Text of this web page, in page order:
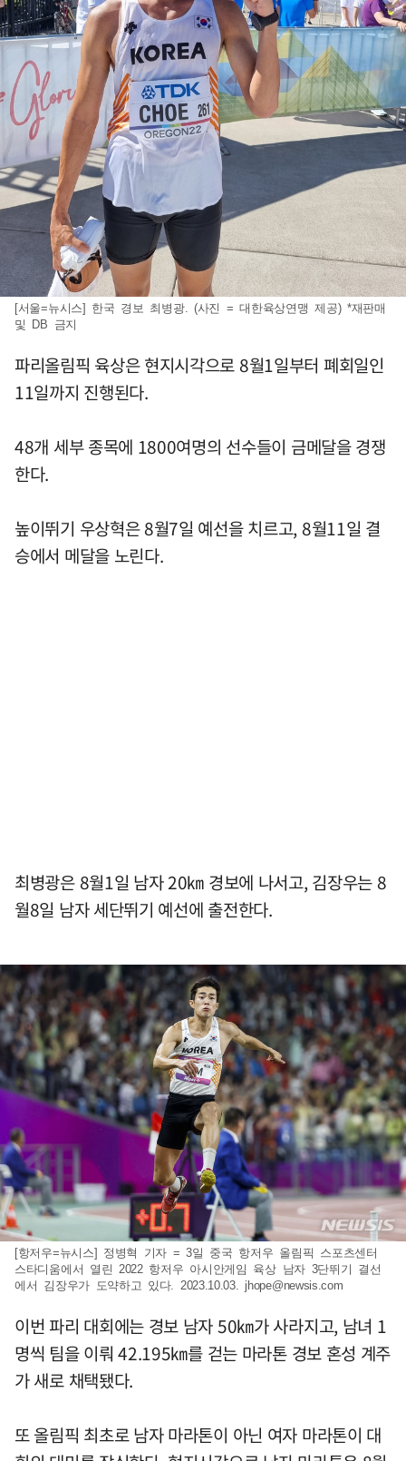
[서울=뉴시스] 한국 경보 최병광. (사진 = 대한육상연맹 제공) *재판매
및 DB 금지
파리올림픽 육상은 현지시각으로 8월1일부터 폐회일인
11일까지 진행된다.
48개 세부 종목에 1800여명의 선수들이 금메달을 경쟁
한다.
높이뛰기 우상혁은 8월7일 예선을 치르고, 8월11일 결
승에서 메달을 노린다.
최병광은 8월1일 남자 20㎞ 경보에 나서고, 김장우는 8
월8일 남자 세단뛰기 예선에 출전한다.
[항저우=뉴시스] 정병혁 기자 = 3일 중국 항저우 올림픽 스포츠센터
스타디움에서 열린 2022 항저우 아시안게임 육상 남자 3단뛰기 결선
에서 김장우가 도약하고 있다. 2023.10.03. jhope@newsis.com
이번 파리 대회에는 경보 남자 50㎞가 사라지고, 남녀 1
명씩 팀을 이뤄 42.195㎞를 걷는 마라톤 경보 혼성 계주
가 새로 채택됐다.
또 올림픽 최초로 남자 마라톤이 아닌 여자 마라톤이 대